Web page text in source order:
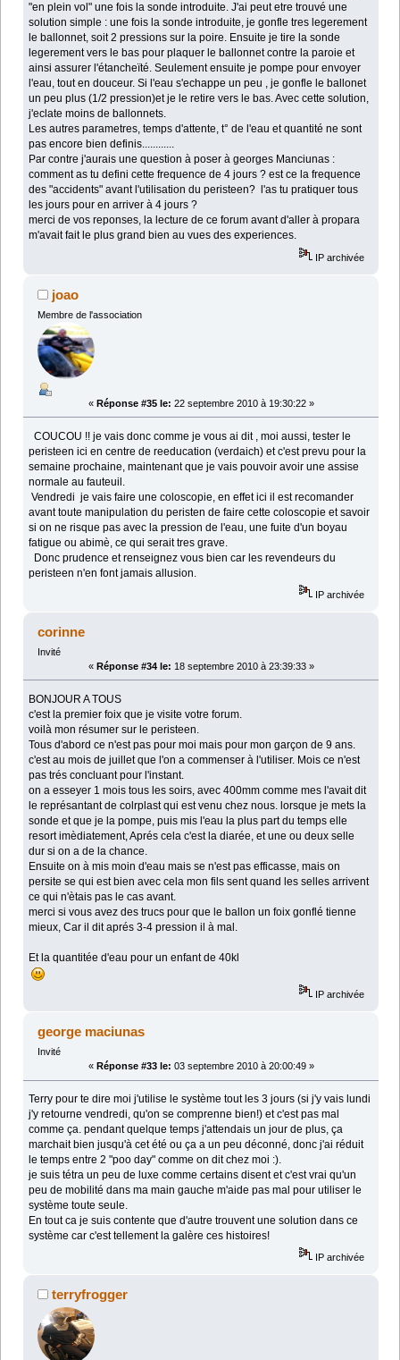
"en plein vol" une fois la sonde introduite. J'ai peut etre trouvé une
solution simple : une fois la sonde introduite, je gonfle tres legerement
le ballonnet, soit 2 pressions sur la poire. Ensuite je tire la sonde
legerement vers le bas pour plaquer le ballonnet contre la paroie et
ainsi assurer l'étancheïté. Seulement ensuite je pompe pour envoyer
l'eau, tout en douceur. Si l'eau s'echappe un peu , je gonfle le ballonet
un peu plus (1/2 pression)et je le retire vers le bas. Avec cette solution,
j'eclate moins de ballonnets.
Les autres parametres, temps d'attente, t° de l'eau et quantité ne sont
pas encore bien definis............
Par contre j'aurais une question à poser à georges Manciunas :
comment as tu defini cette frequence de 4 jours ? est ce la frequence
des "accidents" avant l'utilisation du peristeen? l'as tu pratiquer tous
les jours pour en arriver à 4 jours ?
merci de vos reponses, la lecture de ce forum avant d'aller à propara
m'avait fait le plus grand bien au vues des experiences.
IP archivée
joao
Membre de l'association
« Réponse #35 le: 22 septembre 2010 à 19:30:22 »
COUCOU !! je vais donc comme je vous ai dit , moi aussi, tester le
peristeen ici en centre de reeducation (verdaich) et c'est prevu pour la
semaine prochaine, maintenant que je vais pouvoir avoir une assise
normale au fauteuil.
Vendredi je vais faire une coloscopie, en effet ici il est recomander
avant toute manipulation du peristen de faire cette coloscopie et savoir
si on ne risque pas avec la pression de l'eau, une fuite d'un boyau
fatigue ou abimè, ce qui serait tres grave.
Donc prudence et renseignez vous bien car les revendeurs du
peristeen n'en font jamais allusion.
IP archivée
corinne
Invité
« Réponse #34 le: 18 septembre 2010 à 23:39:33 »
BONJOUR A TOUS
c'est la premier foix que je visite votre forum.
voilà mon résumer sur le peristeen.
Tous d'abord ce n'est pas pour moi mais pour mon garçon de 9 ans.
c'est au mois de juillet que l'on a commenser à l'utiliser. Mois ce n'est
pas trés concluant pour l'instant.
on a esseyer 1 mois tous les soirs, avec 400mm comme mes l'avait dit
le représantant de colrplast qui est venu chez nous. lorsque je mets la
sonde et que je la pompe, puis mis l'eau la plus part du temps elle
resort imèdiatement, Aprés cela c'est la diarée, et une ou deux selle
dur si on a de la chance.
Ensuite on à mis moin d'eau mais se n'est pas efficasse, mais on
persite se qui est bien avec cela mon fils sent quand les selles arrivent
ce qui n'ètais pas le cas avant.
merci si vous avez des trucs pour que le ballon un foix gonflé tienne
mieux, Car il dit aprés 3-4 pression il à mal.
Et la quantitée d'eau pour un enfant de 40kl
IP archivée
george maciunas
Invité
« Réponse #33 le: 03 septembre 2010 à 20:00:49 »
Terry pour te dire moi j'utilise le système tout les 3 jours (si j'y vais lundi
j'y retourne vendredi, qu'on se comprenne bien!) et c'est pas mal
comme ça. pendant quelque temps j'attendais un jour de plus, ça
marchait bien jusqu'à cet été ou ça a un peu déconné, donc j'ai réduit
le temps entre 2 "poo day" comme on dit chez moi :).
je suis tétra un peu de luxe comme certains disent et c'est vrai qu'un
peu de mobilité dans ma main gauche m'aide pas mal pour utiliser le
système toute seule.
En tout ca je suis contente que d'autre trouvent une solution dans ce
système car c'est tellement la galère ces histoires!
IP archivée
terryfrogger